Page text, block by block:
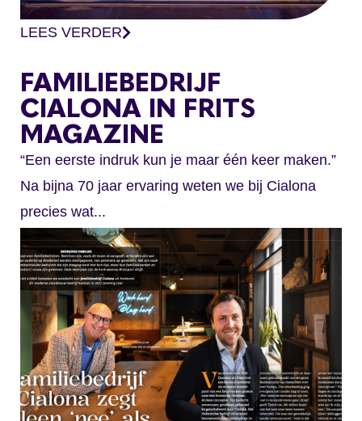
LEES VERDER
FAMILIEBEDRIJF
CIALONA IN FRITS
MAGAZINE
“Een eerste indruk kun je maar één keer maken.”
Na bijna 70 jaar ervaring weten we bij Cialona
precies wat...